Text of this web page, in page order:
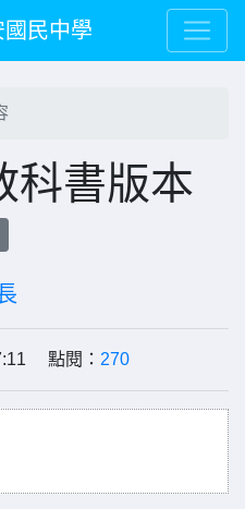
民中學
科書版本
點閱： 270